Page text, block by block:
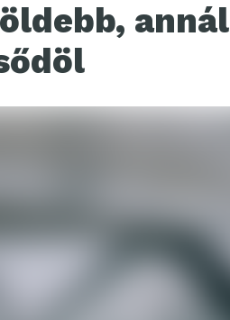
annál